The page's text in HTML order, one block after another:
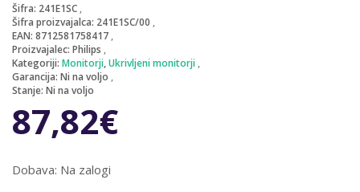
Šifra: 241E1SC
Šifra proizvajalca: 241E1SC/00
EAN: 8712581758417
Proizvajalec: Philips
Kategoriji: Monitorji,Ukrivljeni monitorji
Garancija: Ni na voljo
Stanje: Ni na voljo
87,82€
Dobava: Na zalogi